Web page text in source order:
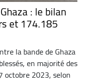
: le bilan
et 174.185
la bande de Ghaza
en majorité des
octobre 2023, selon